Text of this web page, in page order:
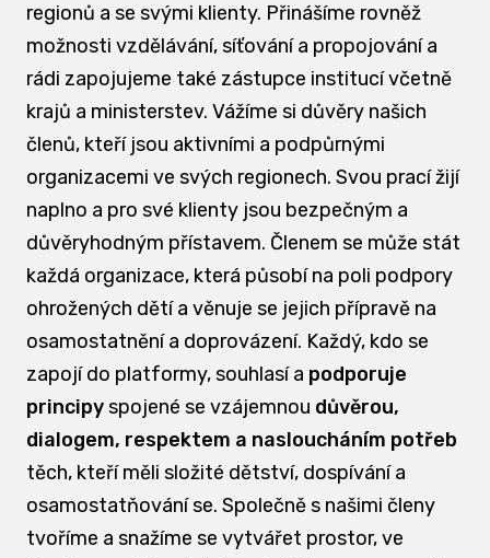
regionů a se svými klienty. Přinášíme rovněž
možnosti vzdělávání, síťování a propojování a
rádi zapojujeme také zástupce institucí včetně
krajů a ministerstev. Vážíme si důvěry našich
členů, kteří jsou aktivními a podpůrnými
organizacemi ve svých regionech. Svou prací žijí
naplno a pro své klienty jsou bezpečným a
důvěryhodným přístavem. Členem se může stát
každá organizace, která působí na poli podpory
ohrožených dětí a věnuje se jejich přípravě na
osamostatnění a doprovázení. Každý, kdo se
zapojí do platformy, souhlasí a podporuje
principyspojené se vzájemnou důvěrou,
dialogem, respektem a nasloucháním potřeb
těch, kteří měli složité dětství, dospívání a
osamostatňování se. Společně s našimi členy
tvoříme a snažíme se vytvářet prostor, ve